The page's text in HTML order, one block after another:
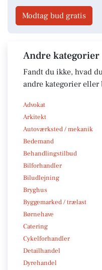
Modtag bud gratis
Andre kategorier
Fandt du ikke, hvad
andre kategorier eller
Advokat
Arkitekt
Autoværksted / mekanik
Bedemand
Behandlingstilbud
Bilforhandler
Biludlejning
Bryghus
Byggemarked / trælast
Børnehave
Catering
Cykelforhandler
Detailhandel
Dyrehandel